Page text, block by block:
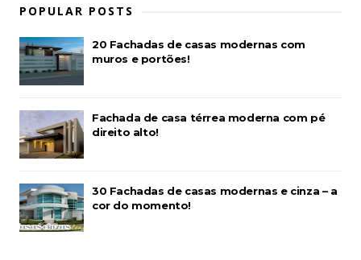
POPULAR POSTS
20 Fachadas de casas modernas com
muros e portões!
Fachada de casa térrea moderna com pé
direito alto!
30 Fachadas de casas modernas e cinza – a
cor do momento!